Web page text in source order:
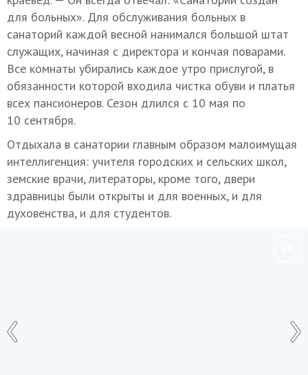
для больных». Для обслуживания больных в
санаторий каждой весной нанимался большой штат
служащих, начиная с директора и кончая поварами.
Все комнаты убирались каждое утро прислугой, в
обязанности которой входила чистка обуви и платья
всех пансионеров. Сезон длился с 10 мая по
10 сентября.
Отдыхала в санатории главным образом малоимущая
интеллигенция: учителя городских и сельских школ,
земские врачи, литераторы, кроме того, двери
здравницы были открыты и для военных, и для
духовенства, и для студентов.